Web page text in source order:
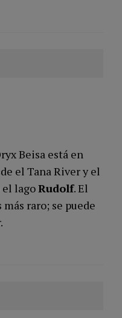
Beisa está en
el Tana River y el
lagoRudolf. El
raro; se puede